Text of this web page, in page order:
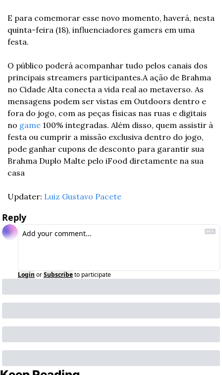
E para comemorar esse novo momento, haverá, nesta
quinta-feira (18), influenciadores gamers em uma
festa.
O público poderá acompanhar tudo pelos canais dos
principais streamers participantes.A ação de Brahma
no Cidade Alta conecta a vida real ao metaverso. As
mensagens podem ser vistas em Outdoors dentro e
fora do jogo, com as peças físicas nas ruas e digitais
no game 100% integradas. Além disso, quem assistir à
festa ou cumprir a missão exclusiva dentro do jogo,
pode ganhar cupons de desconto para garantir sua
Brahma Duplo Malte pelo iFood diretamente na sua
casa
Updater: Luiz Gustavo Pacete
Reply
Login orSubscribeto participate